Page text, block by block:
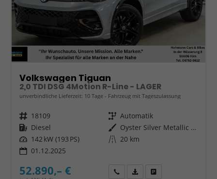
Volkswagen Tiguan
2,0 TDI DSG 4Motion R-Line - LAGER
unverbindliche Lieferzeit: 10 Tage Fahrzeug mit Tageszulassung
Fahrzeugnr. 18109 Getriebe Automatik
Kraftstoff Diesel Außenfarbe
Oyster Silver Metallic (F0)
Leistung 142 kW (193 PS) Kilometerstand 20 km
01.12.2025
52.890,– € Wir rufen Sie anFahrzeugexposé (PDF)